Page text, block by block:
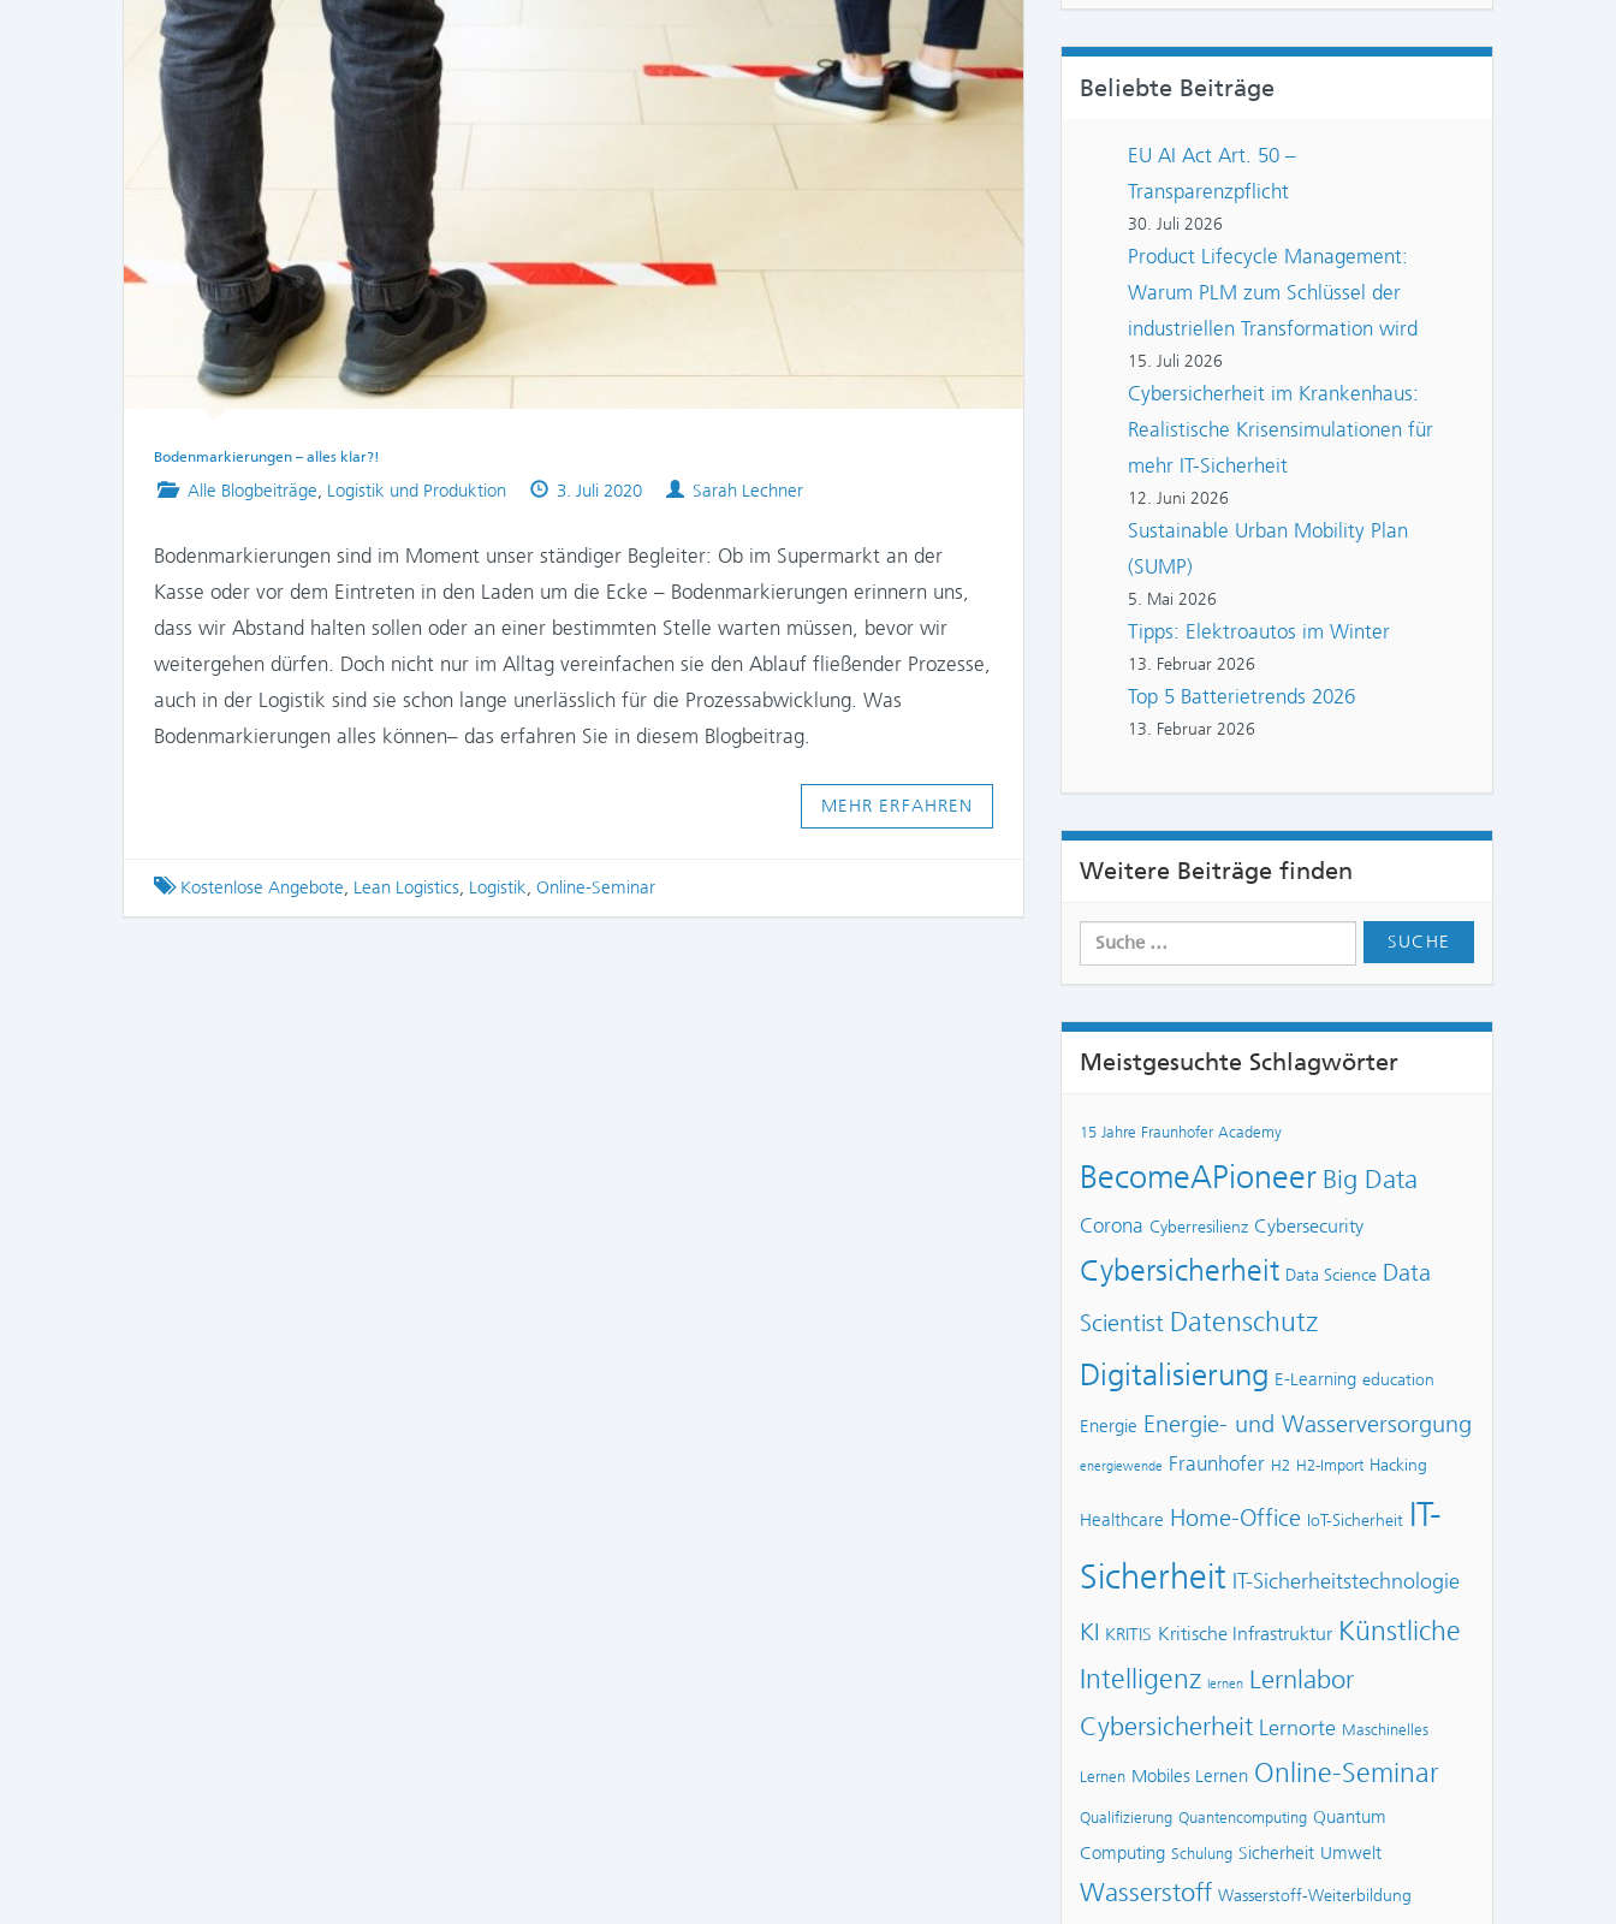
COMMENTS
Bodenmarkierungen – alles klar?!
Posted
Alle Blogbeiträge, Logistik und Produktion
Published
3. Juli 2020 Authors
Sarah Lechner
Bodenmarkierungen sind im Moment unser ständiger Begleiter: Ob im Supermarkt an der
Kasse oder vor dem Eintreten in den Laden um die Ecke – Bodenmarkierungen erinnern uns,
dass wir Abstand halten sollen oder an einer bestimmten Stelle warten müssen, bevor wir
weitergehen dürfen. Doch nicht nur im Alltag vereinfachen sie den Ablauf fließender Prozesse,
auch in der Logistik sind sie schon lange unerlässlich für die Prozessabwicklung. Was
Bodenmarkierungen alles können– das erfahren Sie in diesem Blogbeitrag.
MEHR ERFAHREN
Tagged
Kostenlose Angebote, Lean Logistics, Logistik, Online-Seminar
Beliebte Beiträge
EU AI Act Art. 50 –
Transparenzpflicht
30. Juli 2026
Product Lifecycle Management:
Warum PLM zum Schlüssel der
industriellen Transformation wird
15. Juli 2026
Cybersicherheit im Krankenhaus:
Realistische Krisensimulationen für
mehr IT-Sicherheit
12. Juni 2026
Sustainable Urban Mobility Plan
(SUMP)
5. Mai 2026
Tipps: Elektroautos im Winter
13. Februar 2026
Top 5 Batterietrends 2026
13. Februar 2026
Weitere Beiträge finden
Meistgesuchte Schlagwörter
15 Jahre Fraunhofer Academy
BecomeAPioneer Big Data
Corona Cyberresilienz Cybersecurity
Cybersicherheit Data Science Data
Scientist Datenschutz
Digitalisierung E-Learning education
Energie Energie- und Wasserversorgung
energiewende Fraunhofer H2 H2-Import Hacking
Healthcare Home-Office IoT-Sicherheit IT-
Sicherheit IT-Sicherheitstechnologie
KI KRITIS Kritische Infrastruktur Künstliche
Intelligenz lernen Lernlabor
Cybersicherheit Lernorte Maschinelles
Lernen Mobiles Lernen Online-Seminar
Qualifizierung Quantencomputing Quantum
Computing Schulung Sicherheit Umwelt
Wasserstoff Wasserstoff-Weiterbildung